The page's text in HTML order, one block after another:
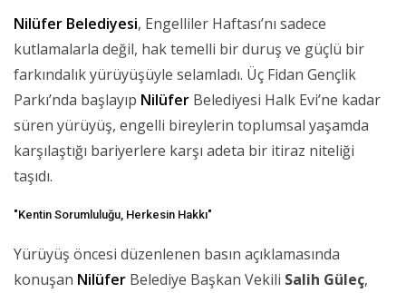
Nilüfer Belediyesi, Engelliler Haftası’nı sadece
kutlamalarla değil, hak temelli bir duruş ve güçlü bir
farkındalık yürüyüşüyle selamladı. Üç Fidan Gençlik
Parkı’nda başlayıp Nilüfer Belediyesi Halk Evi’ne kadar
süren yürüyüş, engelli bireylerin toplumsal yaşamda
karşılaştığı bariyerlere karşı adeta bir itiraz niteliği
taşıdı.
"Kentin Sorumluluğu, Herkesin Hakkı"
Yürüyüş öncesi düzenlenen basın açıklamasında
konuşan Nilüfer Belediye Başkan Vekili Salih Güleç,